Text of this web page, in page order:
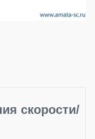
скорости/